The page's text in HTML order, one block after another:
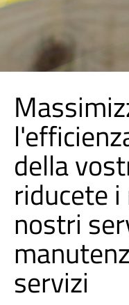
della
riducete
nostri
servizi